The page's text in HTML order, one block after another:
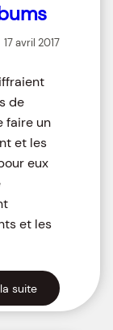
17 avril 2017
de
faire un
et les
eux
et les
suite